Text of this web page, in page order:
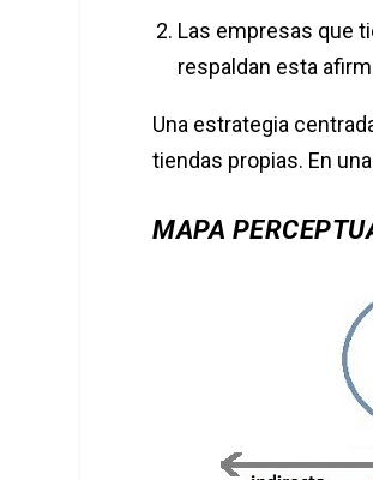
Las empresas que
respaldan esta
Una estrategia
tiendas propias. En
MAPA